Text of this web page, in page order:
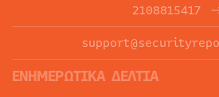
2108815417
ΕΝΗΜΕΡΩΤΙΚΑ ΔΕΛΤΙΑ